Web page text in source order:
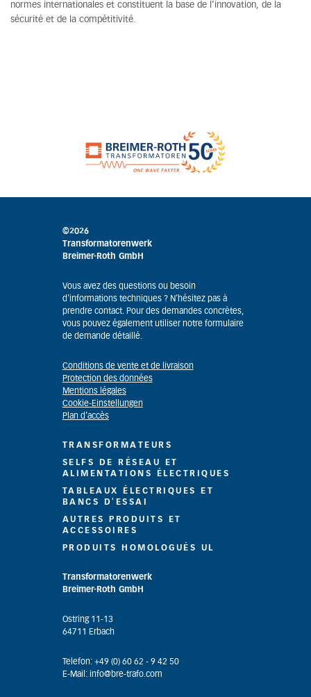
normes internationales et constituent la base de l’innovation, de la
sécurité et de la compétitivité.
©2026
Transformatorenwerk
Breimer-Roth GmbH
Vous avez des questions ou besoin
d'informations techniques ? N'hésitez pas à
prendre contact. Pour des demandes concrètes,
vous pouvez également utiliser notre formulaire
de demande détaillé.
Conditions de vente et de livraison
Protection des données
Mentions légales
Cookie-Einstellungen
Plan d’accès
TRANSFORMATEURS
SELFS DE RÉSEAU ET
ALIMENTATIONS ÉLECTRIQUES
TABLEAUX ÉLECTRIQUES ET
BANCS D'ESSAI
AUTRES PRODUITS ET
ACCESSOIRES
PRODUITS HOMOLOGUÉS UL
Transformatorenwerk
Breimer-Roth GmbH
Ostring 11-13
64711 Erbach
Telefon: +49 (0) 60 62 - 9 42 50
E-Mail: info@bre-trafo.com